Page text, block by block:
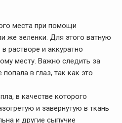
места при помощи
же зеленки. Для этого ватную
растворе и аккуратно
месту. Важно следить за
в глаз, так как это
в качестве которого
и завернутую в ткань
и другие сыпучие